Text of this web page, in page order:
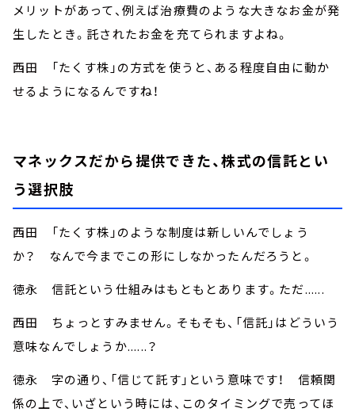
メリットがあって、例えば治療費のような大きなお金が発
生したとき。託されたお金を充てられますよね。
西田 「たくす株」の方式を使うと、ある程度自由に動か
せるようになるんですね！
マネックスだから提供できた、株式の信託とい
う選択肢
西田 「たくす株」のような制度は新しいんでしょう
か？ なんで今までこの形にしなかったんだろうと。
徳永 信託という仕組みはもともとあります。ただ......
西田 ちょっとすみません。そもそも、「信託」はどういう
意味なんでしょうか......？
徳永 字の通り、「信じて託す」という意味です！ 信頼関
係の上で、いざという時には、このタイミングで売ってほ